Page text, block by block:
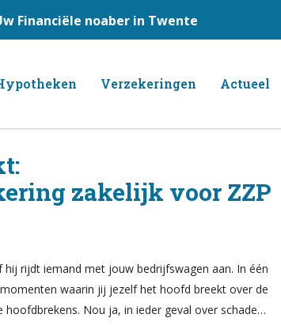
Financiële noaber in Twente
Verzekeringen Actueel
zakelijk voor ZZP
rijdt iemand met jouw bedrijfswagen aan. In één
waarin jij jezelf het hoofd breekt over de
Nou ja, in ieder geval over schade…